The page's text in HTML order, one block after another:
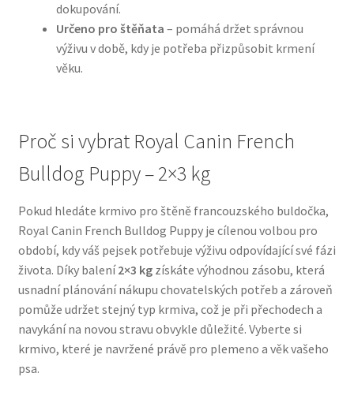
N&D Farmina pro psy — Italské holistic krmivo
Oblečky pro psy
Pelíšky pro psy
Přepravky pro psy
Purizon pro psy — Vysoký obsah masa, bez obilovin
Royal Canin pro psy
Veterinární dieta pro psy
dokupování.
Určeno pro štěňata – pomáhá držet správnou
výživu v době, kdy je potřeba přizpůsobit krmení
věku.
Proč si vybrat Royal Canin French
Bulldog Puppy – 2×3 kg
Pokud hledáte krmivo pro štěně francouzského buldočka,
Royal Canin French Bulldog Puppy je cílenou volbou pro
období, kdy váš pejsek potřebuje výživu odpovídající své fázi
života. Díky balení2×3 kgzískáte výhodnou zásobu, která
usnadní plánování nákupu chovatelských potřeb a zároveň
pomůže udržet stejný typ krmiva, což je při přechodech a
navykání na novou stravu obvykle důležité. Vyberte si
krmivo, které je navržené právě pro plemeno a věk vašeho
psa.